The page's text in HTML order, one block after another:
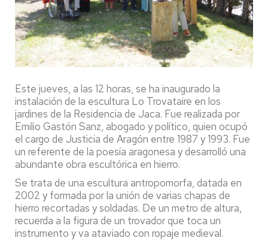
Este jueves, a las 12 horas, se ha inaugurado la
instalación de la escultura Lo Trovataire en los
jardines de la Residencia de Jaca. Fue realizada por
Emilio Gastón Sanz, abogado y político, quien ocupó
el cargo de Justicia de Aragón entre 1987 y 1993. Fue
un referente de la poesía aragonesa y desarrolló una
abundante obra escultórica en hierro.
Se trata de una escultura antropomorfa, datada en
2002 y formada por la unión de varias chapas de
hierro recortadas y soldadas. De un metro de altura,
recuerda a la figura de un trovador que toca un
instrumento y va ataviado con ropaje medieval.